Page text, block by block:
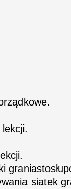
siatek